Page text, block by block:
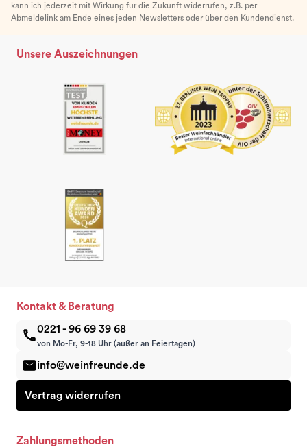
kann ich jederzeit mit Wirkung für die Zukunft widerrufen, z.B. per
Abmeldelink am Ende eines jeden Newsletters oder über den Kundendienst.
Unsere Auszeichnungen
Kontakt & Beratung
0221 - 96 69 39 68
von Mo-Fr, 9-18 Uhr (außer an Feiertagen)
info@weinfreunde.de
Vertrag widerrufen
Zahlungsmethoden